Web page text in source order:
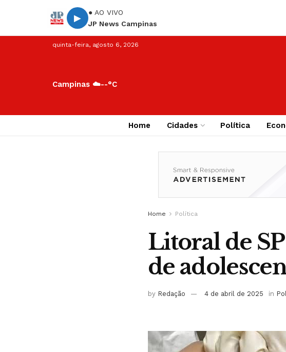
▶
● AO VIVO
JP News Campinas
quinta-feira, agosto 6, 2026
Campinas ☁️--°C
Home Cidades Política
Home Política
Litoral de
de
by Redação 4 de abril de 2025 in